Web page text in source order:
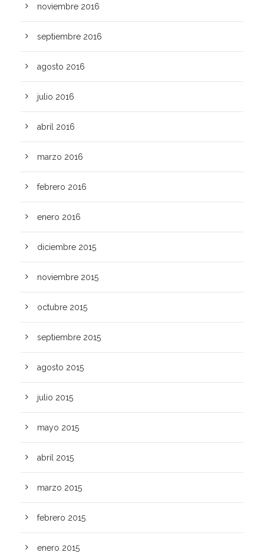
noviembre 2016
septiembre 2016
agosto 2016
julio 2016
abril 2016
marzo 2016
febrero 2016
enero 2016
diciembre 2015
noviembre 2015
octubre 2015
septiembre 2015
agosto 2015
julio 2015
mayo 2015
abril 2015
marzo 2015
febrero 2015
enero 2015